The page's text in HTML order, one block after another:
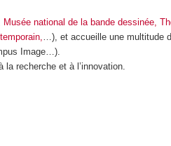
Musée national de la bande dessinée,
…), et accueille une multitude
Image…).
recherche et à l’innovation.